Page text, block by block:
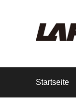
Startseite